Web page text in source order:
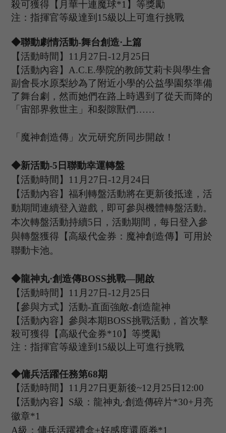
殺可獲得【月華十連魔球*1 】等獎勵
注：指揮官等級達到 15級以上可進行挑戰
◆聯動劇情活動-舞台創造·上篇
【活動時間】 11 月 27 日-12月 25 日
【活動內容】A.C.E.學院的教師艾莉卡與學生會
副會長水原梨紗為了附近小學的公益學園祭準備
了舞台劇，然而她們在路上時遇到了從天而降的
「宙部界救世主」和裂隙獸們……
「魔神創造傳」次元研究所同步開啟！
◆新活動-5 日聯動幸運轉盤
【活動時間】 11 月 27 日-12月 24 日
【活動內容】福利轉盤活動將在更新後抵達，活
動期間連續登入遊戲，即可參與機體轉盤活動。
本次轉盤活動持續5日，活動期間，每日登入參
與轉盤獲得【高級代金券： 魔神創造傳】可用於
聯動卡池。
◆龍神丸·創造傳BOSS挑戰—開啟
【活動時間】 11 月 27 日-12月 25 日
【參與方式】 活動-直面強敵-創造龍神
【活動內容】參與本期BOSS挑戰活動，首次擊
殺可獲得【高級代金券*10】等獎勵
注：指揮官等級達到 15級以上可進行挑戰
◆傭兵活躍任務第68期
【活動時間】 11 月 27 日更新後~12月 25 日 12:00
【活動內容】 S級：龍神丸·創造傳碎片*30+月亮
徽章*1
A級：傭兵活躍禮盒+好感度還原券*1